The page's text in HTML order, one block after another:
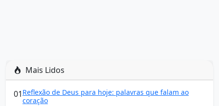
Mais Lidos
01 Reflexão de Deus para hoje: palavras que falam ao
coração